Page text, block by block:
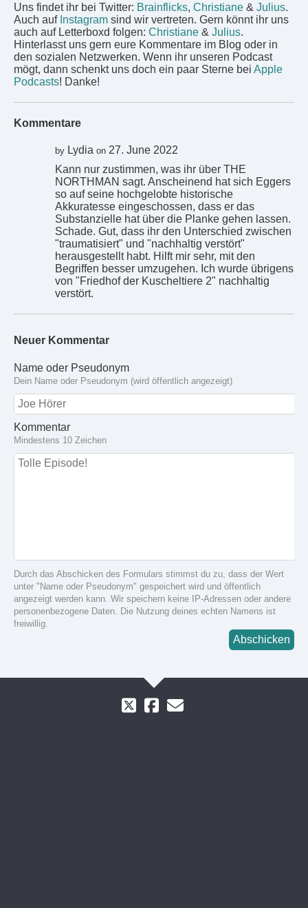
Uns findet ihr bei Twitter: Brainflicks, Christiane & Julius.
Auch auf Instagram sind wir vertreten. Gern könnt ihr uns
auch auf Letterboxd folgen: Christiane & Julius.
Hinterlasst uns gern eure Kommentare im Blog oder in
den sozialen Netzwerken. Wenn ihr unseren Podcast
mögt, dann schenkt uns doch ein paar Sterne bei Apple
Podcasts! Danke!
Kommentare
by Lydia on 27. June 2022
Kann nur zustimmen, was ihr über THE
NORTHMAN sagt. Anscheinend hat sich Eggers
so auf seine hochgelobte historische
Akkuratesse eingeschossen, dass er das
Substanzielle hat über die Planke gehen lassen.
Schade. Gut, dass ihr den Unterschied zwischen
"traumatisiert" und "nachhaltig verstört"
herausgestellt habt. Hilft mir sehr, mit den
Begriffen besser umzugehen. Ich wurde übrigens
von "Friedhof der Kuscheltiere 2" nachhaltig
verstört.
Neuer Kommentar
Name oder Pseudonym
Dein Name oder Pseudonym (wird öffentlich angezeigt)
Kommentar
Mindestens 10 Zeichen
Durch das Abschicken des Formulars stimmst du zu, dass der Wert
unter "Name oder Pseudonym" gespeichert wird und öffentlich
angezeigt werden kann. Wir speichern keine IP-Adressen oder andere
personenbezogene Daten. Die Nutzung deines echten Namens ist
freiwillig.
Abschicken